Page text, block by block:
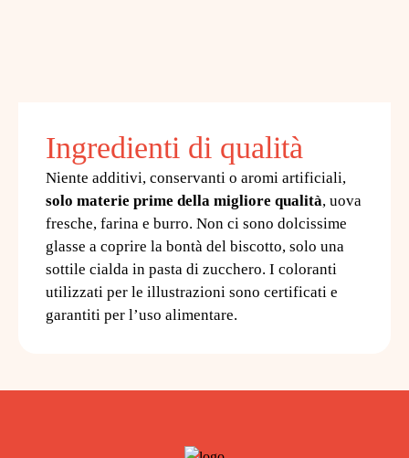
Ingredienti di qualità
Niente additivi, conservanti o aromi artificiali,
solo materie prime della migliore qualità, uova
fresche, farina e burro. Non ci sono dolcissime
glasse a coprire la bontà del biscotto, solo una
sottile cialda in pasta di zucchero. I coloranti
utilizzati per le illustrazioni sono certificati e
garantiti per l’uso alimentare.